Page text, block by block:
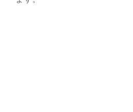
ブログ